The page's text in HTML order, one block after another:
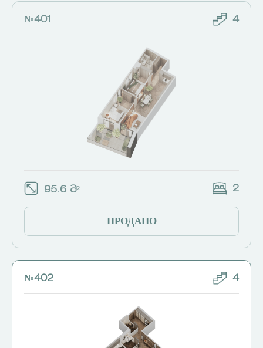
№401 4
95.6 Მ² 2
ПРОДАНО
№402 4